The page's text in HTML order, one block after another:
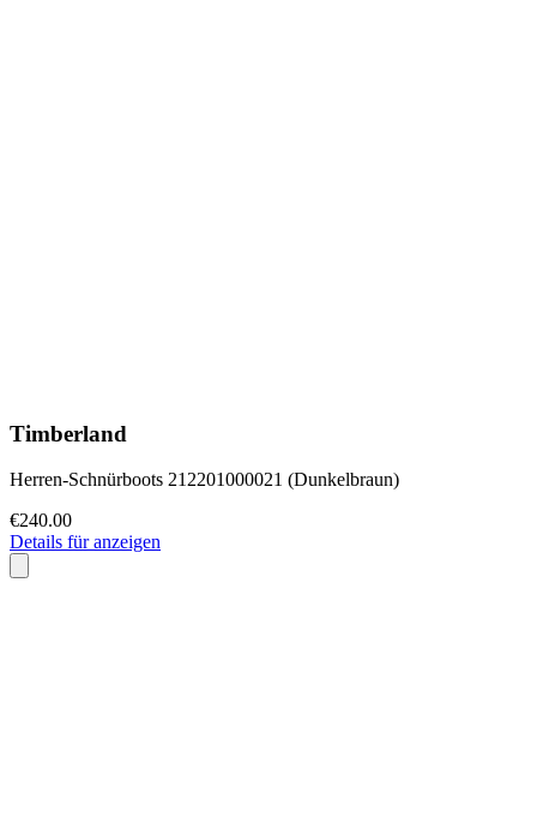
Timberland
Herren-Schnürboots 212201000021 (Dunkelbraun)
€240.00
Details für anzeigen